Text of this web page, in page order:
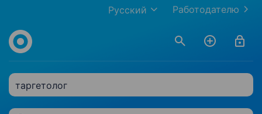
Работодателю
Русский
таргетолог